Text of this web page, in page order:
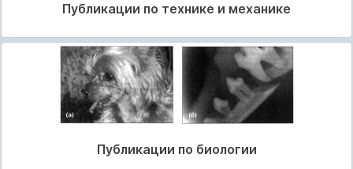
Публикации по технике и механике
Публикации по биологии